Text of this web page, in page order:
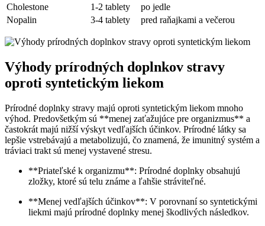
Cholestone
1-2 tablety
po jedle
Nopalin
3-4 tablety pred raňajkami a večerou
Výhody prírodných doplnkov stravy
oproti syntetickým liekom
Prírodné doplnky stravy majú oproti syntetickým liekom mnoho
výhod. Predovšetkým sú **menej zaťažujúce pre organizmus** a
častokrát majú nižší výskyt vedľajších účinkov. Prírodné látky sa
lepšie vstrebávajú a metabolizujú, čo znamená, že imunitný systém a
tráviaci trakt sú menej vystavené stresu.
**Priateľské k organizmu**: Prírodné doplnky obsahujú
zložky, ktoré sú telu známe a ľahšie stráviteľné.
**Menej vedľajších účinkov**: V porovnaní so syntetickými
liekmi majú prírodné doplnky menej škodlivých následkov.